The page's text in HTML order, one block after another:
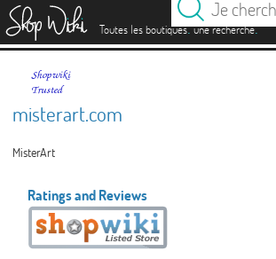
Toutes les boutiques.une recherche.
misterart.com
MisterArt
Ratings and Reviews